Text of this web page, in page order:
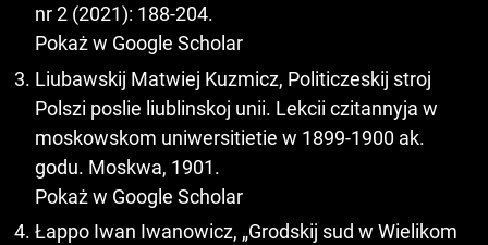
nr 2 (2021): 188-204.
Pokaż w Google Scholar
Liubawskij Matwiej Kuzmicz, Politiczeskij stroj
Polszi poslie liublinskoj unii. Lekcii czitannyja w
moskowskom uniwersitietie w 1899-1900 ak.
godu. Moskwa, 1901.
Pokaż w Google Scholar
Łappo Iwan Iwanowicz, „Grodskij sud w Wielikom